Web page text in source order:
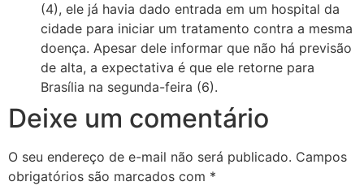
(4), ele já havia dado entrada em um hospital da
cidade para iniciar um tratamento contra a mesma
doença. Apesar dele informar que não há previsão
de alta, a expectativa é que ele retorne para
Brasília na segunda-feira (6).
Deixe um comentário
O seu endereço de e-mail não será publicado. Campos
obrigatórios são marcados com *